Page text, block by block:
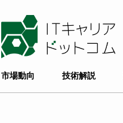
市場動向 技術解説